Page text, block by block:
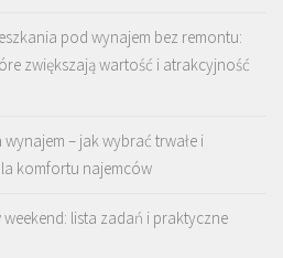
pod wynajem bez remontu:
zwiększają wartość i atrakcyjność
– jak wybrać trwałe i
komfortu najemców
weekend: lista zadań i praktyczne